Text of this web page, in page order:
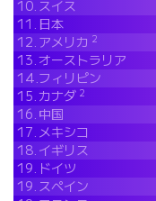
10. スイス
11. 日本
12. アメリカ 2
13.オーストラリア
14.フィリピン
15.カナダ 2
16. 中国
17. メキシコ
18. イギリス
19. ドイツ
19. スペイン